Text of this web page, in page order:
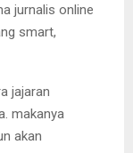
jurnalis online
smart,
jajaran
makanya
akan